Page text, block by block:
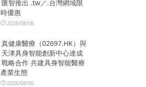
匯智推出 .tw／.台灣網域限
時優惠
2026/08/06
真健康醫療（02697.HK）與
天津具身智能創新中心達成
戰略合作 共建具身智能醫療
產業生態
2026/08/06